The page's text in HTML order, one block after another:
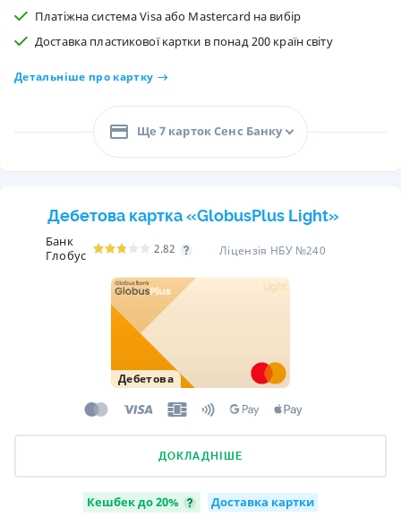
Платіжна система Visa або Mastercard на вибір
Доставка пластикової картки в понад 200 країн світу
Детальніше про картку
Ще 7 карток Сенс Банку
Дебетова картка «GlobusPlus Light»
Банк
Глобус
2.82 Ліцензія НБУ №240
Дебетова
ДОКЛАДНІШЕ
Кешбек до 20% Доставка картки